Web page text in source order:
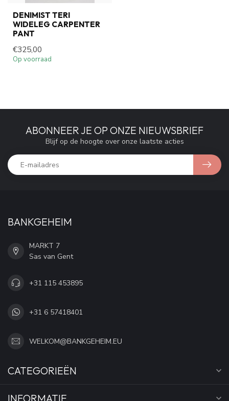
DENIMIST TERI
WIDELEG CARPENTER
PANT
€325,00
Op voorraad
ABONNEER JE OP ONZE NIEUWSBRIEF
Blijf op de hoogte over onze laatste acties
BANKGEHEIM
MARKT 7
Sas van Gent
+31 115 453895
+31 6 57418401
WELKOM@BANKGEHEIM.EU
CATEGORIEËN
INFORMATIE